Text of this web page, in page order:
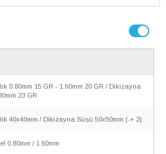
0.80mm 15 GR - 1.60mm 20 GR / Dikizayna
23 GR
40x40mm / Dikizayna Süsü 50x50mm (-+ 2)
0.80mm / 1.60mm